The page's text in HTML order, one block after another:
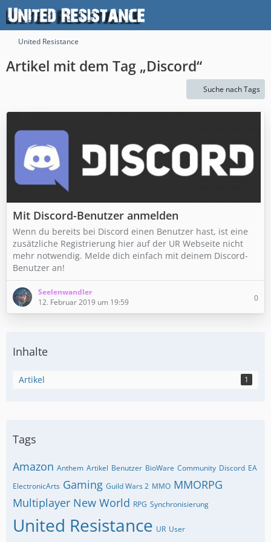
United Resistance
Artikel mit dem Tag „Discord“
Suche nach Tags
Mit Discord-Benutzer anmelden
Wenn du bereits bei Discord einen Benutzer hast, ist eine
zusätzliche Registrierung hier auf der UR Webseite nicht
mehr notwendig. Melde dich einfach mit deinem Discord-
Benutzer an!
Seelenwandler
12. Februar 2019 um 19:59
0
Inhalte
Artikel 1
Tags
Amazon Anthem Artikel Benutzer BioWare Community Discord EA
ElectronicArts Gaming Guild Wars 2 MMO MMORPG
Multiplayer New World RPG Synchronisierung
United Resistance UR User